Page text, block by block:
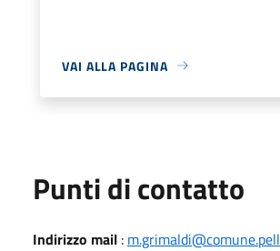
VAI ALLA PAGINA
Punti di contatto
Indirizzo mail :